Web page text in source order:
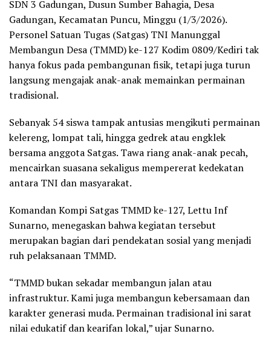
SDN 3 Gadungan, Dusun Sumber Bahagia, Desa
Gadungan, Kecamatan Puncu, Minggu (1/3/2026).
Personel Satuan Tugas (Satgas) TNI Manunggal
Membangun Desa (TMMD) ke-127 Kodim 0809/Kediri tak
hanya fokus pada pembangunan fisik, tetapi juga turun
langsung mengajak anak-anak memainkan permainan
tradisional.
Sebanyak 54 siswa tampak antusias mengikuti permainan
kelereng, lompat tali, hingga gedrek atau engklek
bersama anggota Satgas. Tawa riang anak-anak pecah,
mencairkan suasana sekaligus mempererat kedekatan
antara TNI dan masyarakat.
Komandan Kompi Satgas TMMD ke-127, Lettu Inf
Sunarno, menegaskan bahwa kegiatan tersebut
merupakan bagian dari pendekatan sosial yang menjadi
ruh pelaksanaan TMMD.
“TMMD bukan sekadar membangun jalan atau
infrastruktur. Kami juga membangun kebersamaan dan
karakter generasi muda. Permainan tradisional ini sarat
nilai edukatif dan kearifan lokal,” ujar Sunarno.